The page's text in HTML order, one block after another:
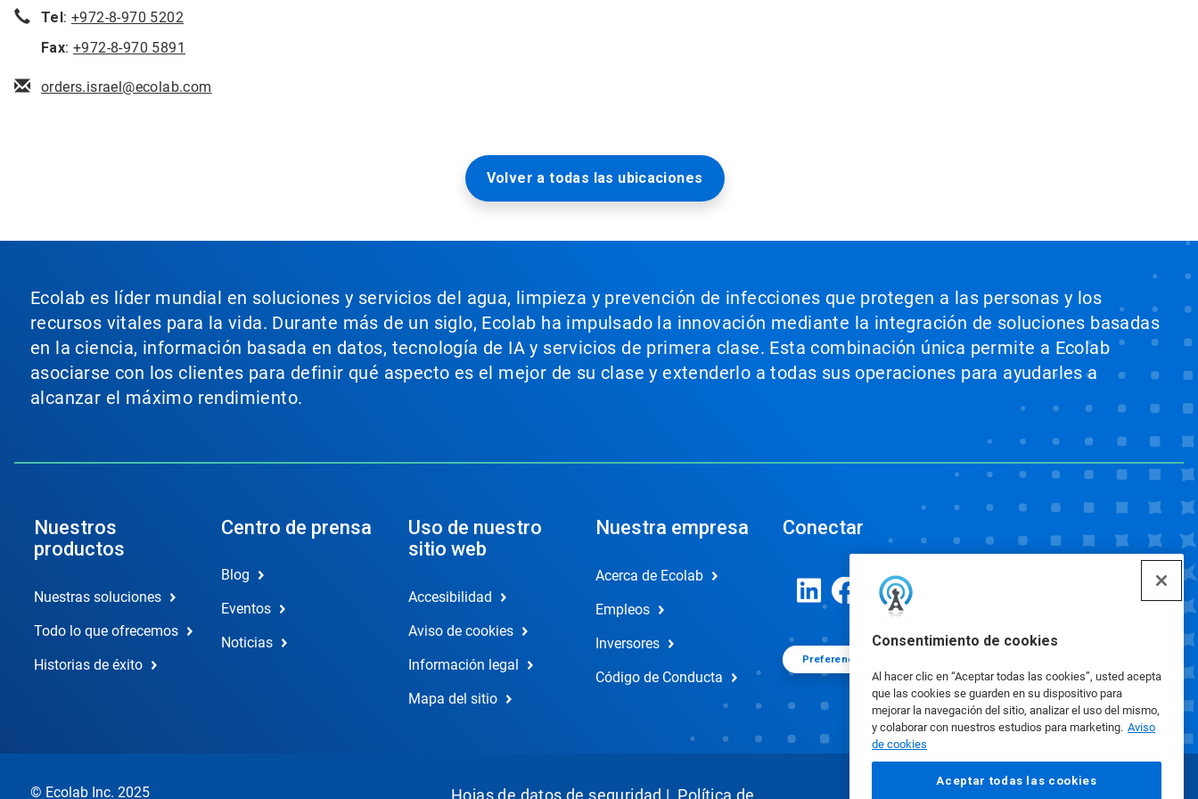
Consentimiento de cookies
Al hacer clic en “Aceptar todas las cookies”, usted acepta
que las cookies se guarden en su dispositivo para
mejorar la navegación del sitio, analizar el uso del mismo,
y colaborar con nuestros estudios para marketing. Aviso
de cookies
Aceptar todas las cookies
Tel:+972-8-970 5202
Fax:+972-8-970 5891
orders.israel@ecolab.com
Volver a todas las ubicaciones
Ecolab es líder mundial en soluciones y servicios del agua, limpieza y prevención de infecciones que protegen a las personas y los
recursos vitales para la vida. Durante más de un siglo, Ecolab ha impulsado la innovación mediante la integración de soluciones basadas
en la ciencia, información basada en datos, tecnología de IA y servicios de primera clase. Esta combinación única permite a Ecolab
asociarse con los clientes para definir qué aspecto es el mejor de su clase y extenderlo a todas sus operaciones para ayudarles a
alcanzar el máximo rendimiento.
Nuestros
productos
Nuestras soluciones
Todo lo que ofrecemos
Historias de éxito
Centro de prensa
Blog
Eventos
Noticias
Uso de nuestro
sitio web
Accesibilidad
Aviso de cookies
Información legal
Mapa del sitio
Nuestra empresa
Acerca de Ecolab
Empleos
Inversores
Código de Conducta
Conectar
Preferencias de cookies
© Ecolab Inc. 2025 Hojas de datos de seguridad | Política de